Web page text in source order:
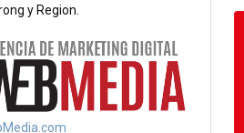
y Region.